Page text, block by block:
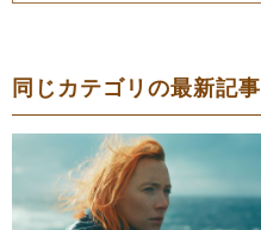
同じカテゴリの最新記事